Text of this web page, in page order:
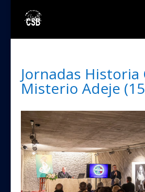
Jornadas Historia
Misterio Adeje